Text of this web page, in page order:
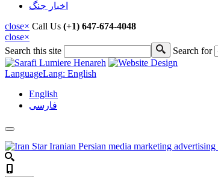
اخبار جنگ
close× Call Us (+1) 647-674-4048
close×
Search form
Search this site Search for
LanguageLang: English
English
فارسی